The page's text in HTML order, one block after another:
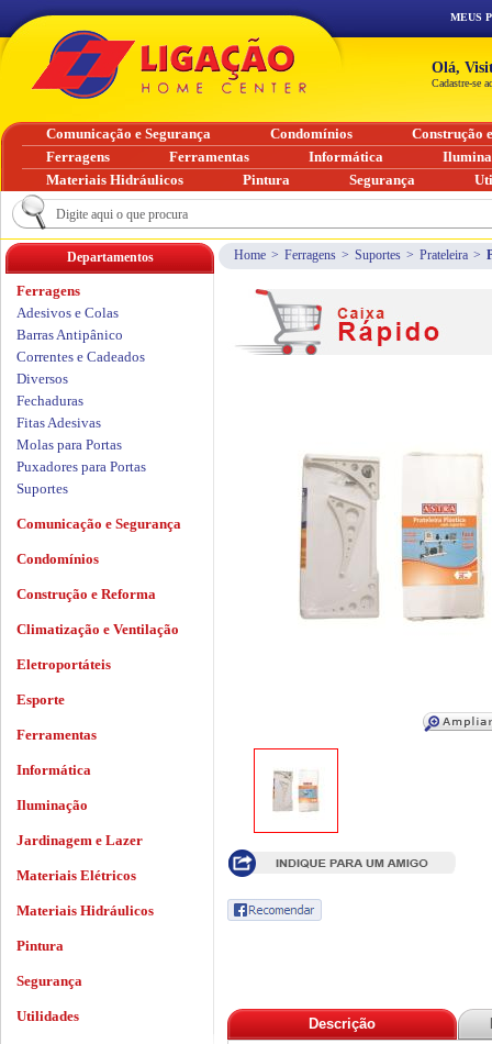
Home > Ferragens > Suportes > Prateleira >
Descrição
Departamentos
Ferragens
Adesivos e Colas
Barras Antipânico
Correntes e Cadeados
Diversos
Fechaduras
Fitas Adesivas
Molas para Portas
Puxadores para Portas
Suportes
Comunicação e Segurança
Condomínios
Construção e Reforma
Climatização e Ventilação
Eletroportáteis
Esporte
Ferramentas
Informática
Iluminação
Jardinagem e Lazer
Materiais Elétricos
Materiais Hidráulicos
Pintura
Segurança
Utilidades
MEUS
Olá,
Cadastre-se
Comunicação e Segurança Condomínios
Construção
Ferragens
Ferramentas Informática
Materiais Hidráulicos
Pintura Segurança